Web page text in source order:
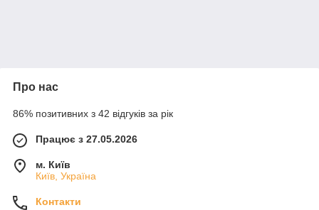
Про нас
86% позитивних з 42 відгуків за рік
Працює з 27.05.2026
м. Київ
Київ, Україна
Контакти